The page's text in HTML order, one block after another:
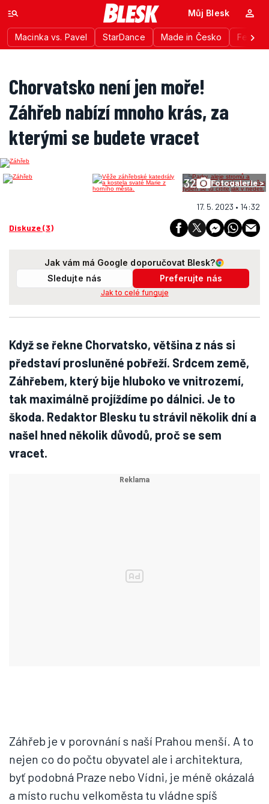
Macinka vs. Pavel StarDance Made in Česko
Můj Blesk
Chorvatsko není jen moře!
Záhřeb nabízí mnoho krás, za
kterými se budete vracet
32 Fotogalerie >
17. 5. 2023 • 14:32
Diskuze (3)
Jak vám má Google doporučovat Blesk?
Sledujte nás
Preferujte nás
Jak to celé funguje
Když se řekne Chorvatsko, většina z nás si
představí prosluněné pobřeží. Srdcem země,
Záhřebem, který bije hluboko ve vnitrozemí,
tak maximálně projíždíme po dálnici. Je to
škoda. Redaktor Blesku tu strávil několik dní a
našel hned několik důvodů, proč se sem
vracet.
Záhřeb je v porovnání s naší Prahou menší. A to
nejen co do počtu obyvatel ale i architektura,
byť podobná Praze nebo Vídni, je méně okázalá
a místo ruchu velkoměsta tu vládne spíš